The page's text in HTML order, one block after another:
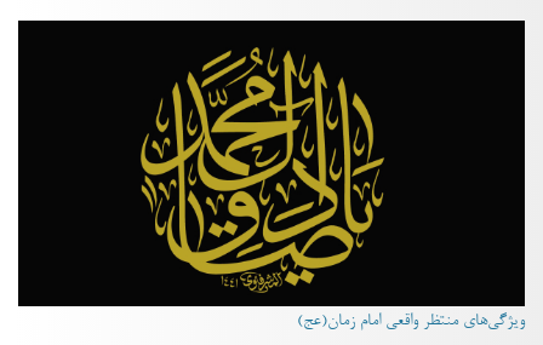
ویژگی‌های منتظر واقعی امام زمان(عج)